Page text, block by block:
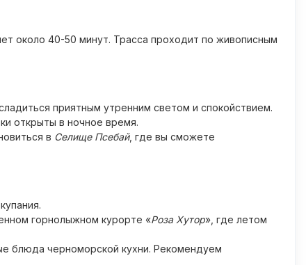
около 40-50 минут. Трасса проходит по живописным
приятным утренним светом и спокойствием.
открыты в ночное время.
в Селище Псебай, где вы сможете
горнолыжном курорте «Роза Хутор», где летом
блюда черноморской кухни. Рекомендуем